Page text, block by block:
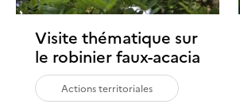
Visite thématique sur
le robinier faux-acacia
Actions territoriales